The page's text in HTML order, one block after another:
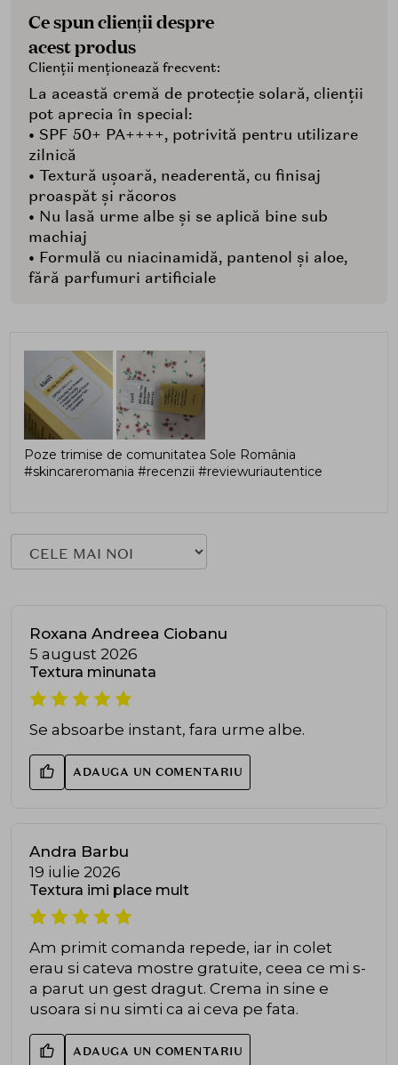
Ce spun clienții despre
acest produs
Clienții menționează frecvent:
La această cremă de protecție solară, clienții
pot aprecia în special:
• SPF 50+ PA++++, potrivită pentru utilizare
zilnică
• Textură ușoară, neaderentă, cu finisaj
proaspăt și răcoros
• Nu lasă urme albe și se aplică bine sub
machiaj
• Formulă cu niacinamidă, pantenol și aloe,
fără parfumuri artificiale
Poze trimise de comunitatea Sole România
#skincareromania #recenzii #reviewuriautentice
Roxana Andreea Ciobanu
5 august 2026
Textura minunata
Se absoarbe instant, fara urme albe.
ADAUGA UN COMENTARIU
Andra Barbu
19 iulie 2026
Textura imi place mult
Am primit comanda repede, iar in colet
erau si cateva mostre gratuite, ceea ce mi s-
a parut un gest dragut. Crema in sine e
usoara si nu simti ca ai ceva pe fata.
ADAUGA UN COMENTARIU